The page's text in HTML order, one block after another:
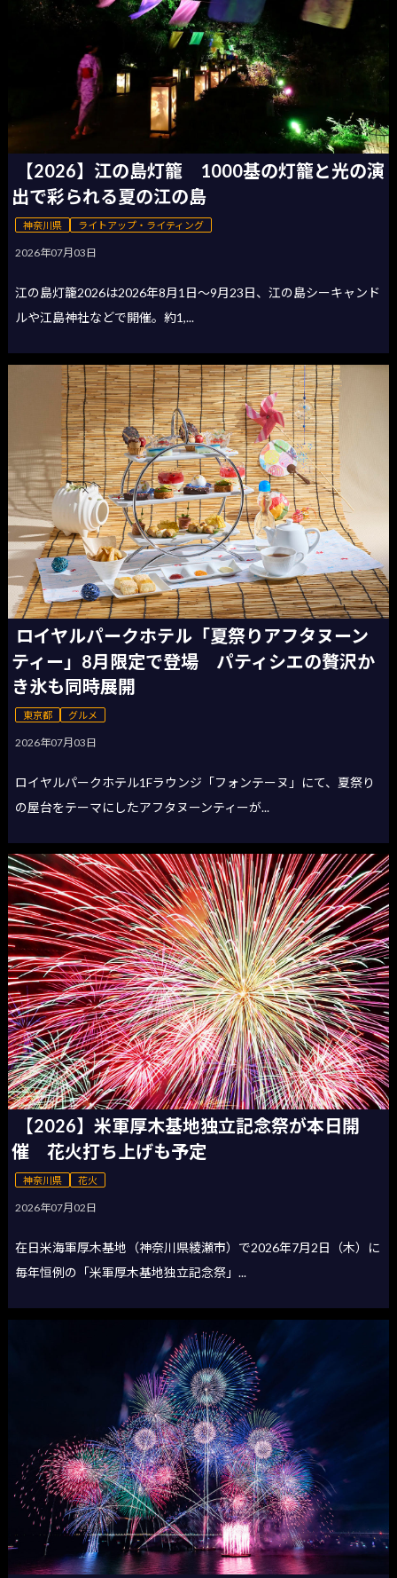
【2026】江の島灯籠 1000基の灯籠と光の演
出で彩られる夏の江の島
神奈川県 ライトアップ・ライティング
2026年07月03日
江の島灯籠2026は2026年8月1日〜9月23日、江の島シーキャンド
ルや江島神社などで開催。約1,...
ロイヤルパークホテル「夏祭りアフタヌーン
ティー」8月限定で登場 パティシエの贅沢か
き氷も同時展開
東京都 グルメ
2026年07月03日
ロイヤルパークホテル1Fラウンジ「フォンテーヌ」にて、夏祭り
の屋台をテーマにしたアフタヌーンティーが...
【2026】米軍厚木基地独立記念祭が本日開
催 花火打ち上げも予定
神奈川県 花火
2026年07月02日
在日米海軍厚木基地（神奈川県綾瀬市）で2026年7月2日（木）に
毎年恒例の「米軍厚木基地独立記念祭」...